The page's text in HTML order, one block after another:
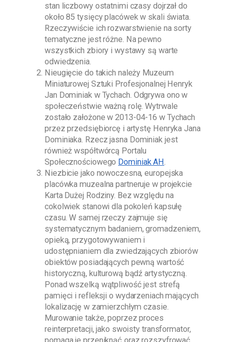
stan liczbowy ostatnimi czasy dojrzał do
około 85 tysięcy placówek w skali świata.
Rzeczywiście ich rozwarstwienie na sorty
tematyczne jest różne. Na pewno
wszystkich zbiory i wystawy są warte
odwiedzenia.
Nieugięcie do takich należy Muzeum
Miniaturowej Sztuki Profesjonalnej Henryk
Jan Dominiak w Tychach. Odgrywa ono w
społeczeństwie ważną rolę. Wytrwale
zostało założone w2013-04-16 w Tychach
przez przedsiębiorcę i artystę Henryka Jana
Dominiaka. Rzecz jasna Dominiakjest
również współtwórcą Portalu
Społecznościowego Dominiak AH.
Niezbicie jako nowoczesna, europejska
placówka muzealna partneruje w projekcie
Karta Dużej Rodziny. Bez względu na
cokolwiek stanowi dla pokoleń kapsułę
czasu. W samej rzeczy zajmuje się
systematycznym badaniem, gromadzeniem,
opieką, przygotowywaniem i
udostępnianiem dla zwiedzających zbiorów
obiektów posiadających pewną wartość
historyczną, kulturową bądź artystyczną.
Ponad wszelką wątpliwość jest strefą
pamięci i refleksji o wydarzeniach mających
lokalizację w zamierzchłym czasie.
Murowanie także, poprzez proces
reinterpretacji, jako swoisty transformator,